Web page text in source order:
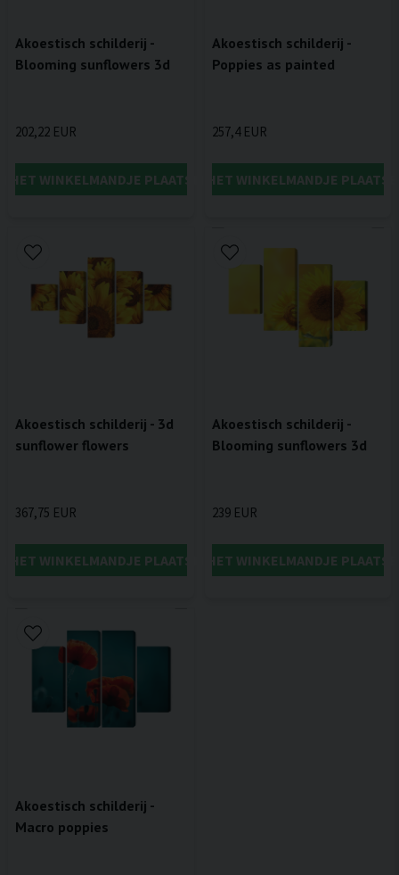
Akoestisch schilderij -
Blooming sunflowers 3d
202,22 EUR
HET WINKELMANDJE PLAATSEN
Akoestisch schilderij -
Poppies as painted
257,4 EUR
IN HET WINKELMANDJE
Akoestisch schilderij - 3d
sunflower flowers
367,75 EUR
HET WINKELMANDJE PLAATSEN
Akoestisch schilderij -
Blooming sunflowers 3d
239 EUR
IN HET WINKELMANDJE
Akoestisch schilderij -
Macro poppies